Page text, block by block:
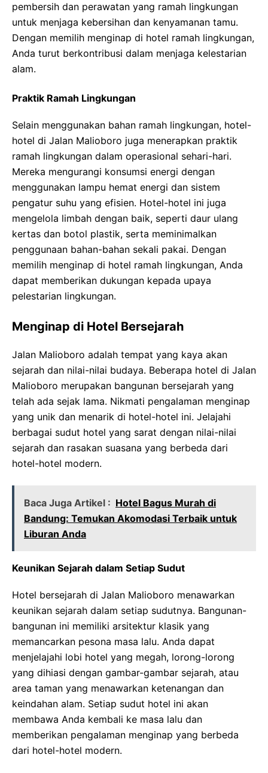
pembersih dan perawatan yang ramah lingkungan
untuk menjaga kebersihan dan kenyamanan tamu.
Dengan memilih menginap di hotel ramah lingkungan,
Anda turut berkontribusi dalam menjaga kelestarian
alam.
Praktik Ramah Lingkungan
Selain menggunakan bahan ramah lingkungan, hotel-
hotel di Jalan Malioboro juga menerapkan praktik
ramah lingkungan dalam operasional sehari-hari.
Mereka mengurangi konsumsi energi dengan
menggunakan lampu hemat energi dan sistem
pengatur suhu yang efisien. Hotel-hotel ini juga
mengelola limbah dengan baik, seperti daur ulang
kertas dan botol plastik, serta meminimalkan
penggunaan bahan-bahan sekali pakai. Dengan
memilih menginap di hotel ramah lingkungan, Anda
dapat memberikan dukungan kepada upaya
pelestarian lingkungan.
Menginap di Hotel Bersejarah
Jalan Malioboro adalah tempat yang kaya akan
sejarah dan nilai-nilai budaya. Beberapa hotel di Jalan
Malioboro merupakan bangunan bersejarah yang
telah ada sejak lama. Nikmati pengalaman menginap
yang unik dan menarik di hotel-hotel ini. Jelajahi
berbagai sudut hotel yang sarat dengan nilai-nilai
sejarah dan rasakan suasana yang berbeda dari
hotel-hotel modern.
Baca Juga Artikel : Hotel Bagus Murah di
Bandung: Temukan Akomodasi Terbaik untuk
Liburan Anda
Keunikan Sejarah dalam Setiap Sudut
Hotel bersejarah di Jalan Malioboro menawarkan
keunikan sejarah dalam setiap sudutnya. Bangunan-
bangunan ini memiliki arsitektur klasik yang
memancarkan pesona masa lalu. Anda dapat
menjelajahi lobi hotel yang megah, lorong-lorong
yang dihiasi dengan gambar-gambar sejarah, atau
area taman yang menawarkan ketenangan dan
keindahan alam. Setiap sudut hotel ini akan
membawa Anda kembali ke masa lalu dan
memberikan pengalaman menginap yang berbeda
dari hotel-hotel modern.